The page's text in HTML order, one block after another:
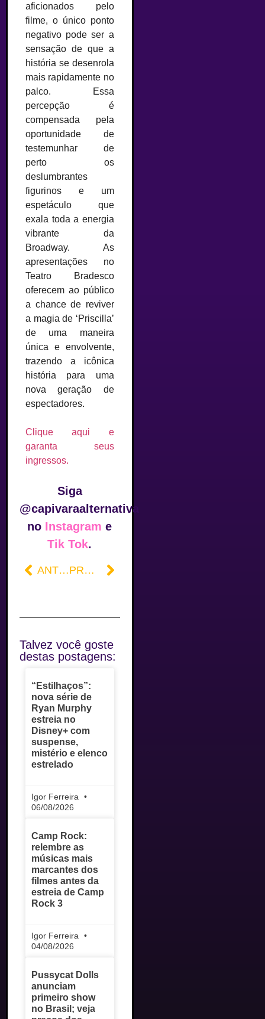
aficionados pelo
filme, o único ponto
negativo pode ser a
sensação de que a
história se desenrola
mais rapidamente no
palco. Essa
percepção é
compensada pela
oportunidade de
testemunhar de
perto os
deslumbrantes
figurinos e um
espetáculo que
exala toda a energia
vibrante da
Broadway. As
apresentações no
Teatro Bradesco
oferecem ao público
a chance de reviver
a magia de ‘Priscilla’
de uma maneira
única e envolvente,
trazendo a icônica
história para uma
nova geração de
espectadores.
Clique aqui e
garanta seus
ingressos.
Siga
@capivaraalternativa
no Instagram e
Tik Tok.
ANTERIOR PRÓXIMO
Talvez você goste
destas postagens:
“Estilhaços”:
nova série de
Ryan Murphy
estreia no
Disney+ com
suspense,
mistério e elenco
estrelado
Igor Ferreira
06/08/2026
Camp Rock:
relembre as
músicas mais
marcantes dos
filmes antes da
estreia de Camp
Rock 3
Igor Ferreira
04/08/2026
Pussycat Dolls
anunciam
primeiro show
no Brasil; veja